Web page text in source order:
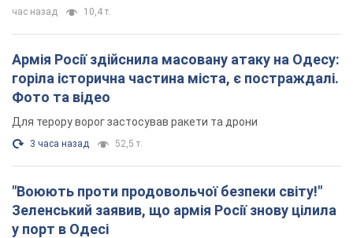
час назад 10,4 т.
Армія Росії здійснила масовану атаку на Одесу:
горіла історична частина міста, є постраждалі.
Фото та відео
Для терору ворог застосував ракети та дрони
3 часа назад 52,5 т.
"Воюють проти продовольчої безпеки світу!"
Зеленський заявив, що армія Росії знову цілила
у порт в Одесі